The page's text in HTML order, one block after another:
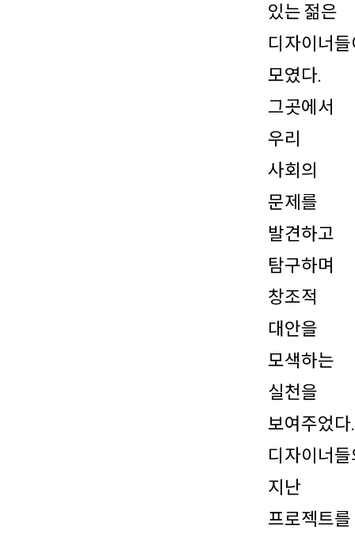
있는 젊은
디자이너
모였다.
그곳에서
우리
사회의
문제를
발견하고
탐구하며
창조적
대안을
모색하는
실천을
보여주었다.
디자이너
지난
프로젝트를